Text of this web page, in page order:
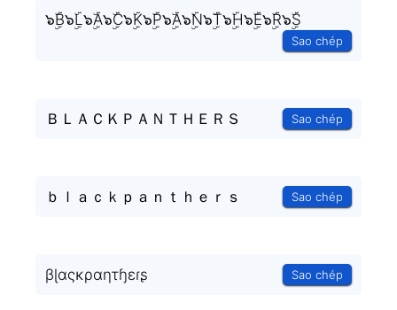
๖ۣۜB๖ۣۜL๖ۣۜA๖ۣۜC๖ۣۜK๖ۣۜP๖ۣۜA๖ۣۜN๖ۣۜT๖ۣۜH๖ۣۜE๖ۣۜR๖ۣۜS
Sao chép
ＢＬＡＣＫＰＡＮＴＨＥＲＳ Sao chép
ｂｌａｃｋｐａｎｔｈｅｒｓ Sao chép
βɭαςκραητɧεɾʂ Sao chép